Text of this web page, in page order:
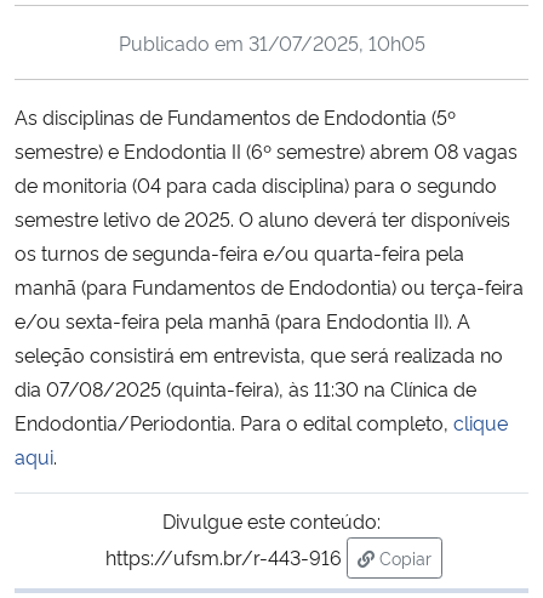
Ministério de Minas e Energia
Ministério da Ciência, Tecnologia, Inovações e Comunicações
Ministério do Meio Ambiente
Ministério do Turismo
Ministério do Desenvolvimento Regional
Secretaria de Governo
Publicado em 31/07/2025, 10h05
As disciplinas de Fundamentos de Endodontia (5º
semestre) e Endodontia II (6º semestre) abrem 08 vagas
de monitoria (04 para cada disciplina) para o segundo
semestre letivo de 2025. O aluno deverá ter disponíveis
os turnos de segunda-feira e/ou quarta-feira pela
manhã (para Fundamentos de Endodontia) ou terça-feira
e/ou sexta-feira pela manhã (para Endodontia II). A
seleção consistirá em entrevista, que será realizada no
dia 07/08/2025 (quinta-feira), às 11:30 na Clínica de
Endodontia/Periodontia. Para o edital completo, clique
aqui.
Divulgue este conteúdo:
https://ufsm.br/r-443-916
Copiar
para área de